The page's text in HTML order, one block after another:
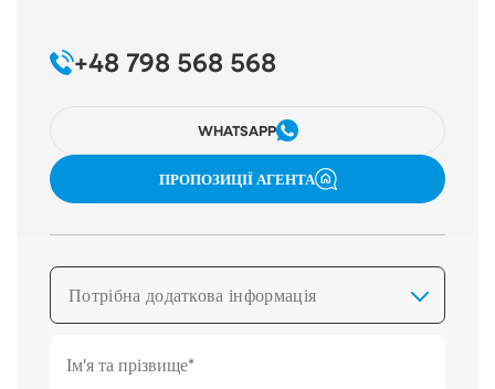
+48 798 568 568
WHATSAPP
ПРОПОЗИЦІЇ АГЕНТА
Потрібна додаткова інформація